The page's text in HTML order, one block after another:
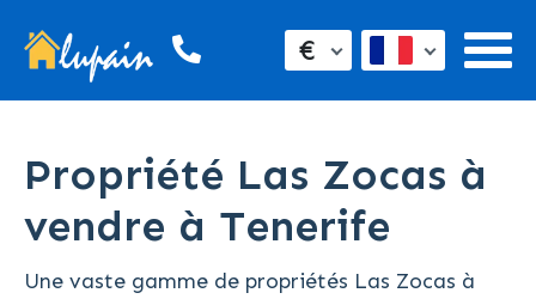
€
Propriété Las Zocas à
vendre à Tenerife
Une vaste gamme de propriétés Las Zocas à